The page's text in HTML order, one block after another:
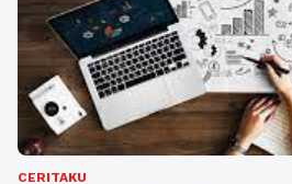
CERITAKU